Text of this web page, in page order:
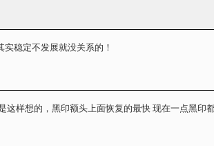
实稳定不发展就没关系的！
这样想的，黑印额头上面恢复的最快 现在一点黑印